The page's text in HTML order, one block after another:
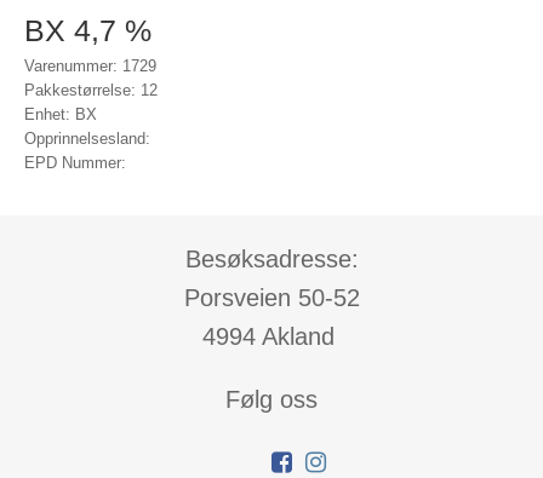
BX 4,7 %
Varenummer: 1729
Pakkestørrelse: 12
Enhet: BX
Opprinnelsesland:
EPD Nummer:
Besøksadresse:
Porsveien 50-52
4994 Akland
Følg oss